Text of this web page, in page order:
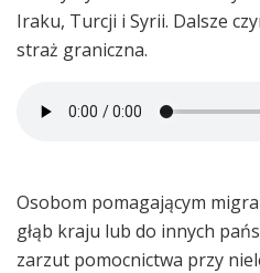
Iraku, Turcji i Syrii. Dalsze
straż graniczna.
Osobom pomagającym
głąb kraju lub do innych
zarzut pomocnictwa przy